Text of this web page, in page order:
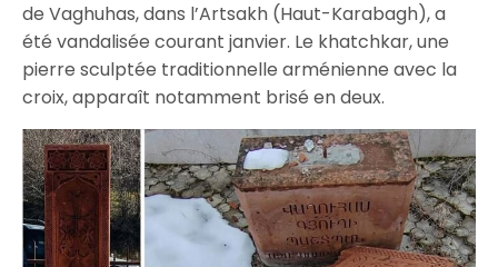
de Vaghuhas, dans l’Artsakh (Haut-Karabagh), a
été vandalisée courant janvier. Le khatchkar, une
pierre sculptée traditionnelle arménienne avec la
croix, apparaît notamment brisé en deux.